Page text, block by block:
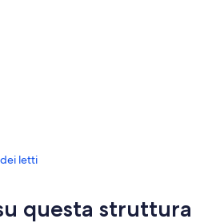
letti
questa struttura